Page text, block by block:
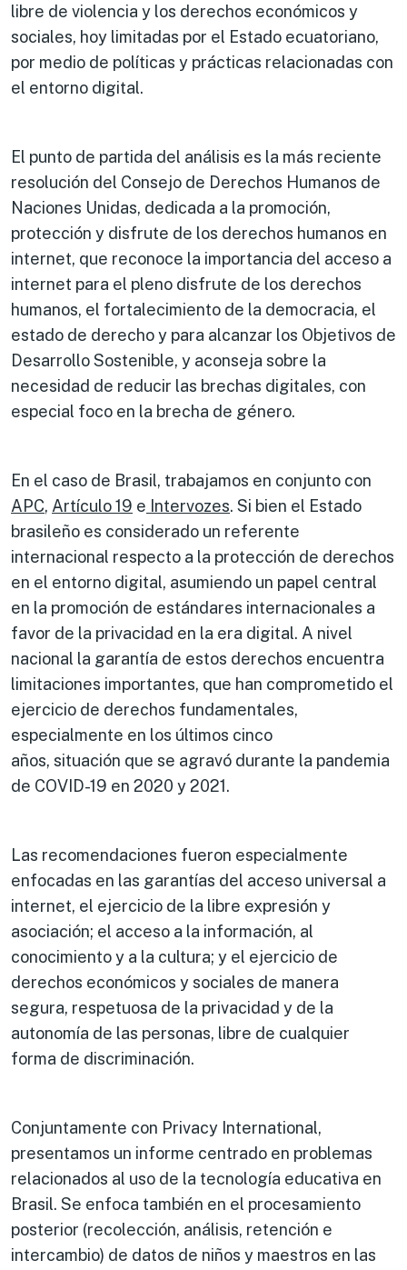
libre de violencia y los derechos económicos y
sociales, hoy limitadas por el Estado ecuatoriano,
por medio de políticas y prácticas relacionadas con
el entorno digital.
El punto de partida del análisis es la más reciente
resolución del Consejo de Derechos Humanos de
Naciones Unidas, dedicada a la promoción,
protección y disfrute de los derechos humanos en
internet, que reconoce la importancia del acceso a
internet para el pleno disfrute de los derechos
humanos, el fortalecimiento de la democracia, el
estado de derecho y para alcanzar los Objetivos de
Desarrollo Sostenible, y aconseja sobre la
necesidad de reducir las brechas digitales, con
especial foco en la brecha de género.
En el caso de Brasil, trabajamos en conjunto con
APC, Artículo 19 e Intervozes. Si bien el Estado
brasileño es considerado un referente
internacional respecto a la protección de derechos
en el entorno digital, asumiendo un papel central
en la promoción de estándares internacionales a
favor de la privacidad en la era digital. A nivel
nacional la garantía de estos derechos encuentra
limitaciones importantes, que han comprometido el
ejercicio de derechos fundamentales,
especialmente en los últimos cinco
años, situación que se agravó durante la pandemia
de COVID-19 en 2020 y 2021.
Las recomendaciones fueron especialmente
enfocadas en las garantías del acceso universal a
internet, el ejercicio de la libre expresión y
asociación; el acceso a la información, al
conocimiento y a la cultura; y el ejercicio de
derechos económicos y sociales de manera
segura, respetuosa de la privacidad y de la
autonomía de las personas, libre de cualquier
forma de discriminación.
Conjuntamente con Privacy International,
presentamos un informe centrado en problemas
relacionados al uso de la tecnología educativa en
Brasil. Se enfoca también en el procesamiento
posterior (recolección, análisis, retención e
intercambio) de datos de niños y maestros en las